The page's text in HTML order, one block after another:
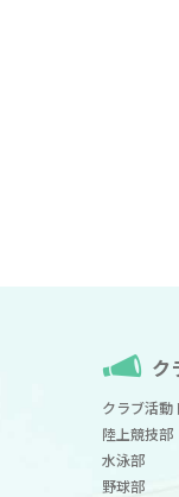
ク
クラブ活動
陸上競技部
水泳部
野球部